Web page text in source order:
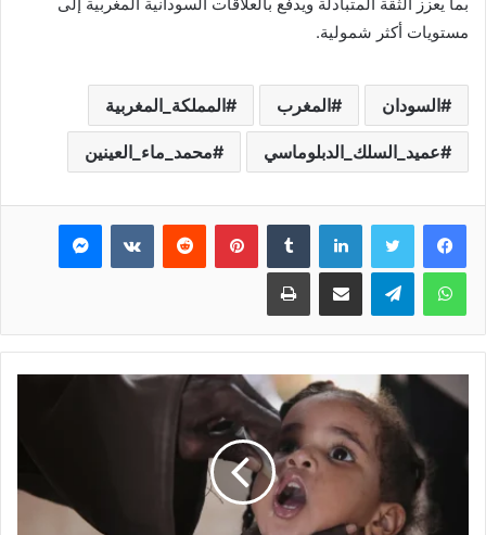
مستويات أكثر شمولية.
السودان المغرب المملكة_المغربية
عميد_السلك_الدبلوماسي محمد_ماء_العينين
فيسبوك تويتر لينكدإن بينتيريست ماسنجر
واتساب تيلقرام مشاركة عبر البريد طباعة